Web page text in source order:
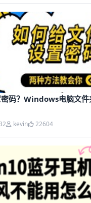
码？Windows电脑文件
kevin 22604